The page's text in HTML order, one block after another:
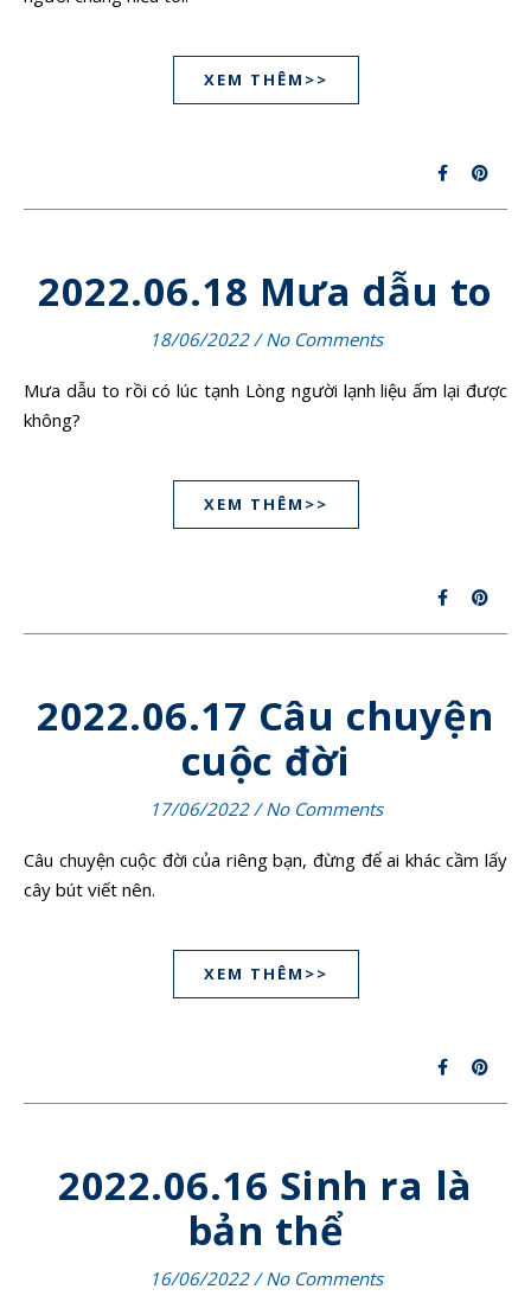
XEM THÊM>>
2022.06.18 Mưa dẫu to
18/06/2022 / No Comments
Mưa dẫu to rồi có lúc tạnh Lòng người lạnh liệu ấm lại được
không?
XEM THÊM>>
2022.06.17 Câu chuyện
cuộc đời
17/06/2022 / No Comments
Câu chuyện cuộc đời của riêng bạn, đừng để ai khác cầm lấy
cây bút viết nên.
XEM THÊM>>
2022.06.16 Sinh ra là
bản thể
16/06/2022 / No Comments